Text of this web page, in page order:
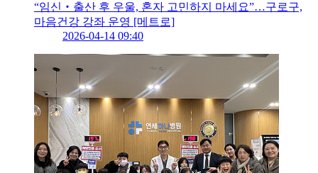
“임신‧출산 후 우울, 혼자 고민하지 마세요”…구로구,
마음건강 강좌 운영 [메트로]
2026-04-14 09:40